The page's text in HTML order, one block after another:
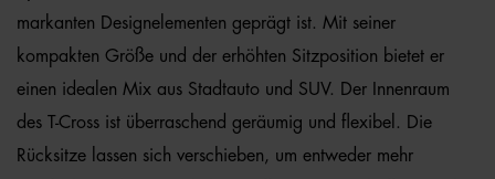
markanten Designelementen geprägt ist. Mit seiner
kompakten Größe und der erhöhten Sitzposition bietet er
einen idealen Mix aus Stadtauto und SUV. Der Innenraum
des T-Cross ist überraschend geräumig und flexibel. Die
Rücksitze lassen sich verschieben, um entweder mehr